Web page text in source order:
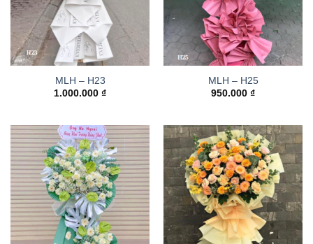
MLH – H23
1.000.000 ₫
MLH – H25
950.000 ₫